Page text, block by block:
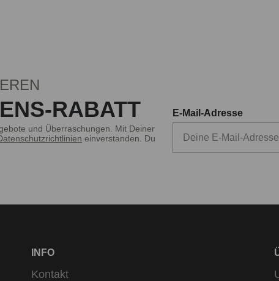
RABATT
und Überraschungen. Mit Deiner
einverstanden. Du
E-Mail-Adresse
INFO
Kontakt